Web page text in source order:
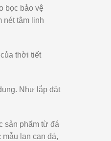
bọc bảo vệ
nét tâm linh
thời tiết
Như lắp đặt
sản phẩm từ đá
lan can đá,